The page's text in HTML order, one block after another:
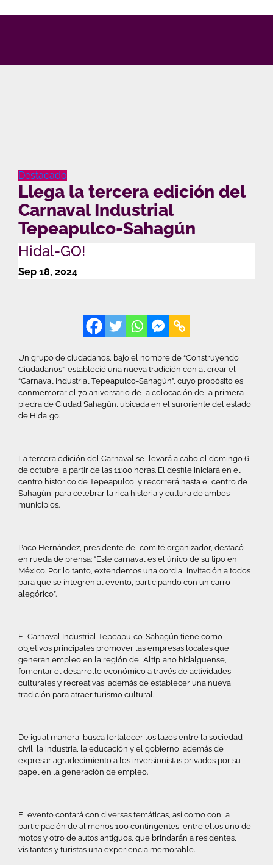
Destacado
Llega la tercera edición del
Carnaval Industrial
Tepeapulco-Sahagún
Hidal-GO!
Sep 18, 2024
Un grupo de ciudadanos, bajo el nombre de “Construyendo
Ciudadanos”, estableció una nueva tradición con al crear el
“Carnaval Industrial Tepeapulco-Sahagún”, cuyo propósito es
conmemorar el 70 aniversario de la colocación de la primera
piedra de Ciudad Sahagún, ubicada en el suroriente del estado
de Hidalgo.
La tercera edición del Carnaval se llevará a cabo el domingo 6
de octubre, a partir de las 11:00 horas. El desfile iniciará en el
centro histórico de Tepeapulco, y recorrerá hasta el centro de
Sahagún, para celebrar la rica historia y cultura de ambos
municipios.
Paco Hernández, presidente del comité organizador, destacó
en rueda de prensa: “Este carnaval es el único de su tipo en
México. Por lo tanto, extendemos una cordial invitación a todos
para que se integren al evento, participando con un carro
alegórico”.
El Carnaval Industrial Tepeapulco-Sahagún tiene como
objetivos principales promover las empresas locales que
generan empleo en la región del Altiplano hidalguense,
fomentar el desarrollo económico a través de actividades
culturales y recreativas, además de establecer una nueva
tradición para atraer turismo cultural.
De igual manera, busca fortalecer los lazos entre la sociedad
civil, la industria, la educación y el gobierno, además de
expresar agradecimiento a los inversionistas privados por su
papel en la generación de empleo.
El evento contará con diversas temáticas, así como con la
participación de al menos 100 contingentes, entre ellos uno de
motos y otro de autos antiguos, que brindarán a residentes,
visitantes y turistas una experiencia memorable.